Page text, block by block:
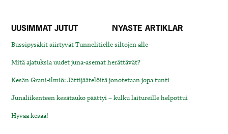
UUSIMMAT JUTUT NYASTE ARTIKLAR
Bussipysäkit siirtyvät Tunnelitielle siltojen alle
Mitä ajatuksia uudet juna-asemat herättävät?
Kesän Grani-ilmiö: Jättijäätelöitä jonotetaan jopa tunti
Junaliikenteen kesätauko päättyi – kulku laitureille helpottui
Hyvää kesää!